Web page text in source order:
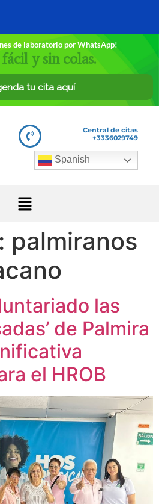
de laboratorio por WhatsApp!
y sin colas.
tu cita aquí
Central de citas
+3336029749
Spanish
palmiranos
las
de Palmira
el HROB